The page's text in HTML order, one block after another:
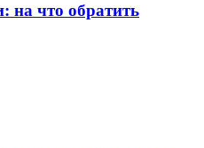
на что обратить